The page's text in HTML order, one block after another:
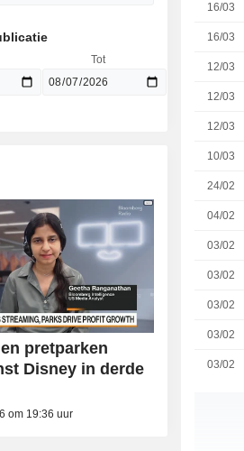
16/03
16/03
12/03
12/03
12/03
10/03
24/02
04/02
03/02
03/02
03/02
03/02
03/02
Tot
pretparken
Disney in derde
om 19:36 uur